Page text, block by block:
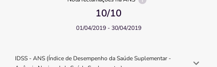
10/10
01/04/2019 - 30/04/2019
IDSS - ANS (Índice de Desempenho da Saúde Suplementar -